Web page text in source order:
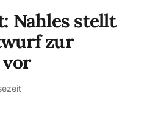
Nahles stellt
zur